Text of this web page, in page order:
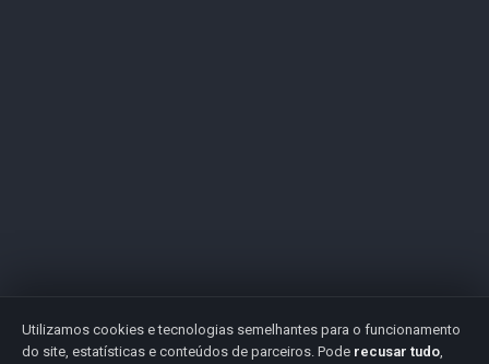
Utilizamos cookies e tecnologias semelhantes para o funcionamento
do site, estatísticas e conteúdos de parceiros. Pode recusar tudo,